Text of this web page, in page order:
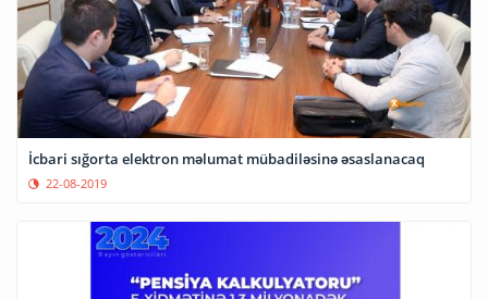
İcbari sığorta elektron məlumat mübadiləsinə əsaslanacaq
22-08-2019